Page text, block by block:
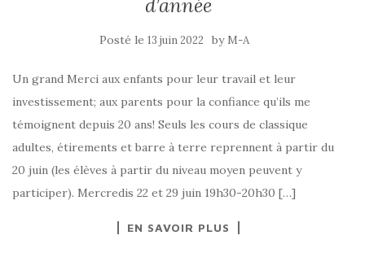
d’année
Posté le 13 juin 2022 by M-A
Un grand Merci aux enfants pour leur travail et leur
investissement; aux parents pour la confiance qu’ils me
témoignent depuis 20 ans! Seuls les cours de classique
adultes, étirements et barre à terre reprennent à partir du
20 juin (les élèves à partir du niveau moyen peuvent y
participer). Mercredis 22 et 29 juin 19h30-20h30 […]
EN SAVOIR PLUS